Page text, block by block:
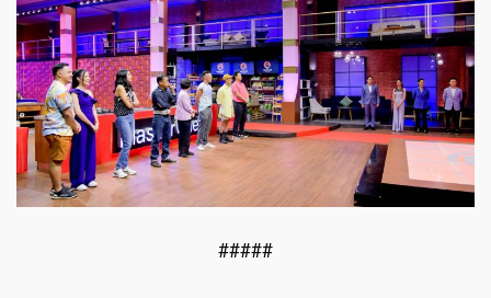
#####